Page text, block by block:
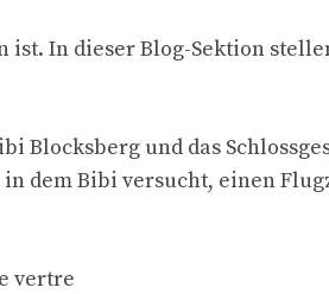
In dieser Blog-Sektion
Blocksberg und das
dem Bibi versucht, einen
vertre